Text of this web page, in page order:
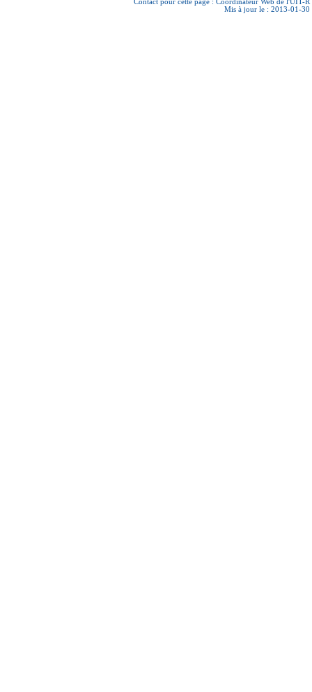
Contact pour cette page : Coordinateur Web de l'UIT-R
Mis à jour le : 2013-01-30